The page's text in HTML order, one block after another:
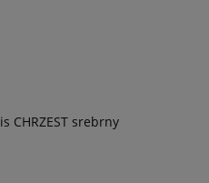
CHRZEST srebrny